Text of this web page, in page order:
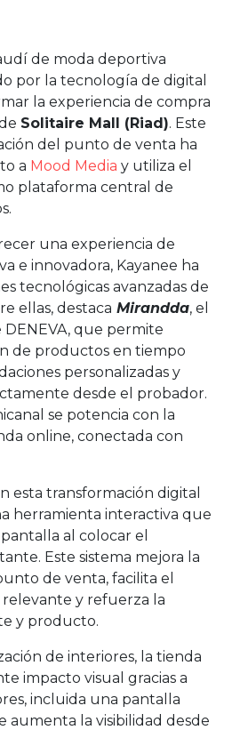
de moda deportiva
por la tecnología de digital
la experiencia de compra
Solitaire Mall (Riad). Este
del punto de venta ha
a Mood Media y utiliza el
plataforma central de
una experiencia de
e innovadora, Kayanee ha
tecnológicas avanzadas de
ellas, destaca Mirandda, el
que permite
de productos en tiempo
personalizadas y
desde el probador.
se potencia con la
online, conectada con
esta transformación digital
herramienta interactiva que
al colocar el
Este sistema mejora la
de venta, facilita el
relevante y refuerza la
y producto.
de interiores, la tienda
impacto visual gracias a
incluida una pantalla
aumenta la visibilidad desde